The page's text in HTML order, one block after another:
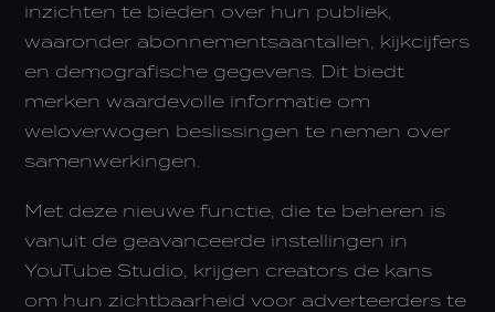
inzichten te bieden over hun publiek,
waaronder abonnementsaantallen, kijkcijfers
en demografische gegevens. Dit biedt
merken waardevolle informatie om
weloverwogen beslissingen te nemen over
samenwerkingen.
Met deze nieuwe functie, die te beheren is
vanuit de geavanceerde instellingen in
YouTube Studio, krijgen creators de kans
om hun zichtbaarheid voor adverteerders te